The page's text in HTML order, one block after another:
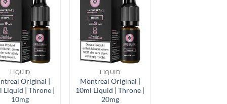
LIQUID
Original |
Liquid | Throne |
10mg
LIQUID
Montreal Original |
10ml Liquid | Throne |
20mg